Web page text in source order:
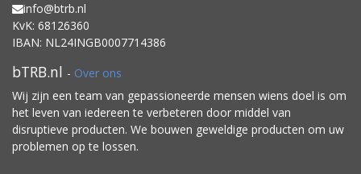
info@btrb.nl
KvK: 68126360
IBAN: NL24INGB0007714386
bTRB.nl - Over ons
Wij zijn een team van gepassioneerde mensen wiens doel is om
het leven van iedereen te verbeteren door middel van
disruptieve producten. We bouwen geweldige producten om uw
problemen op te lossen.